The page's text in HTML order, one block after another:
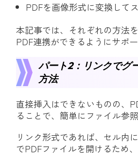
PDFを画像形式に変換して
本記事では、それぞれの方法
PDF連携ができるようにサポー
パート2：リンクでグ
方法
直接挿入はできないものの、
ることで、簡単にファイル参
リンク形式であれば、セル内
でPDFファイルを開けるため